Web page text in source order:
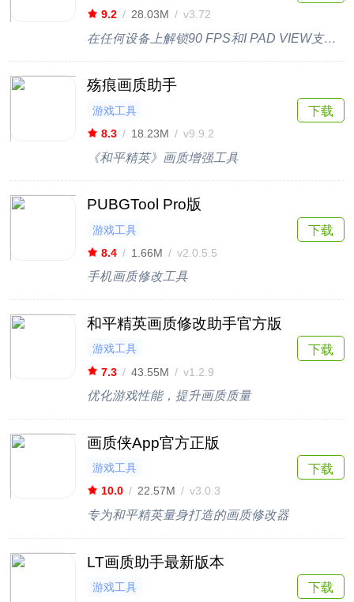
9.2 / 28.03M / v3.72
在任何设备上解锁90 FPS和I PAD VIEW支持每一个android版本
殇痕画质助手
游戏工具
8.3 / 18.23M / v9.9.2
《和平精英》画质增强工具
下载
PUBGTool Pro版
游戏工具
8.4 / 1.66M / v2.0.5.5
手机画质修改工具
下载
和平精英画质修改助手官方版
游戏工具
7.3 / 43.55M / v1.2.9
优化游戏性能，提升画质质量
下载
画质侠App官方正版
游戏工具
10.0 / 22.57M / v3.0.3
专为和平精英量身打造的画质修改器
下载
LT画质助手最新版本
游戏工具
下载